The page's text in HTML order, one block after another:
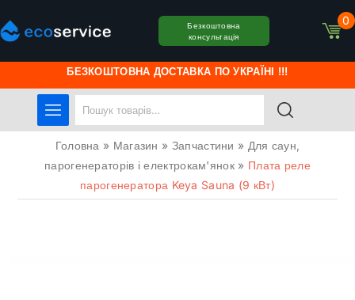
БЕЗКОШТОВНА ДОСТАВКА ПО УКРАЇНІ !!!
Безкоштовна
консультація
0
Головна » Магазин » Запчастини » Для саун,
парогенераторів і електрокам'янок » Плата реле
парогенератора Keya Sauna (9 кВт)